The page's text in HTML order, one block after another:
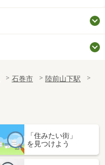
石巻市
陸前山下駅
「住みたい街」
を見つけよう